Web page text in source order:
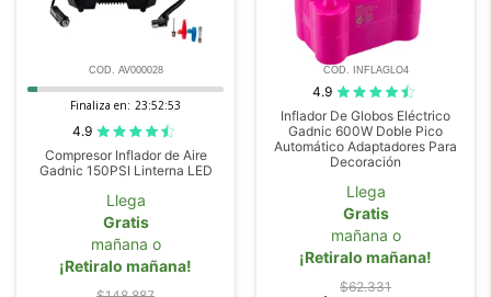
COD. AV000028
Finaliza en: 23:52:52
4.9
Compresor Inflador de Aire
Gadnic 150PSI Linterna LED
Llega
Gratis
mañana o
¡Retiralo mañana!
COD. INFLAGLO4
4.9
Inflador De Globos Eléctrico
Gadnic 600W Doble Pico
Automático Adaptadores Para
Decoración
Llega
Gratis
mañana o
¡Retiralo mañana!
$62.331